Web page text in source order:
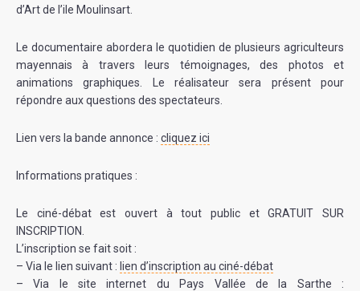
d’Art de l’ile Moulinsart.
Le documentaire abordera le quotidien de plusieurs agriculteurs
mayennais à travers leurs témoignages, des photos et
animations graphiques. Le réalisateur sera présent pour
répondre aux questions des spectateurs.
Lien vers la bande annonce : cliquez ici
Informations pratiques :
Le ciné-débat est ouvert à tout public et GRATUIT SUR
INSCRIPTION.
L’inscription se fait soit :
– Via le lien suivant : lien d’inscription au ciné-débat
– Via le site internet du Pays Vallée de la Sarthe :